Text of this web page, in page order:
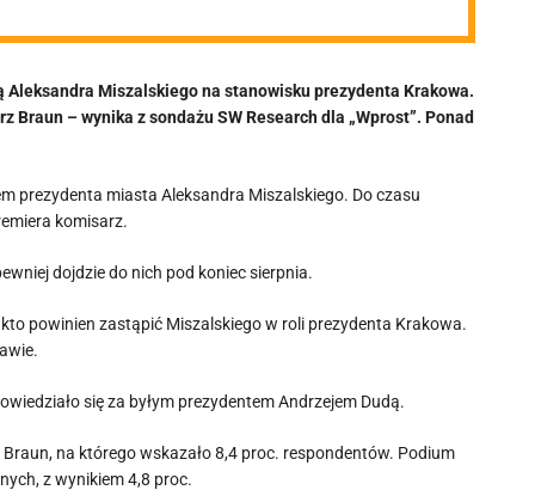
Miszalskiego na stanowisku prezydenta Krakowa.
– wynika z sondażu SW Research dla „Wprost”. Ponad
prezydenta miasta Aleksandra Miszalskiego. Do czasu
komisarz.
dojdzie do nich pod koniec sierpnia.
powinien zastąpić Miszalskiego w roli prezydenta Krakowa.
się za byłym prezydentem Andrzejem Dudą.
na którego wskazało 8,4 proc. respondentów. Podium
z wynikiem 4,8 proc.